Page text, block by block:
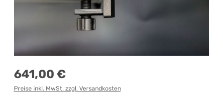
Regulärer Preis:
641,00 €
Preise inkl. MwSt. zzgl. Versandkosten